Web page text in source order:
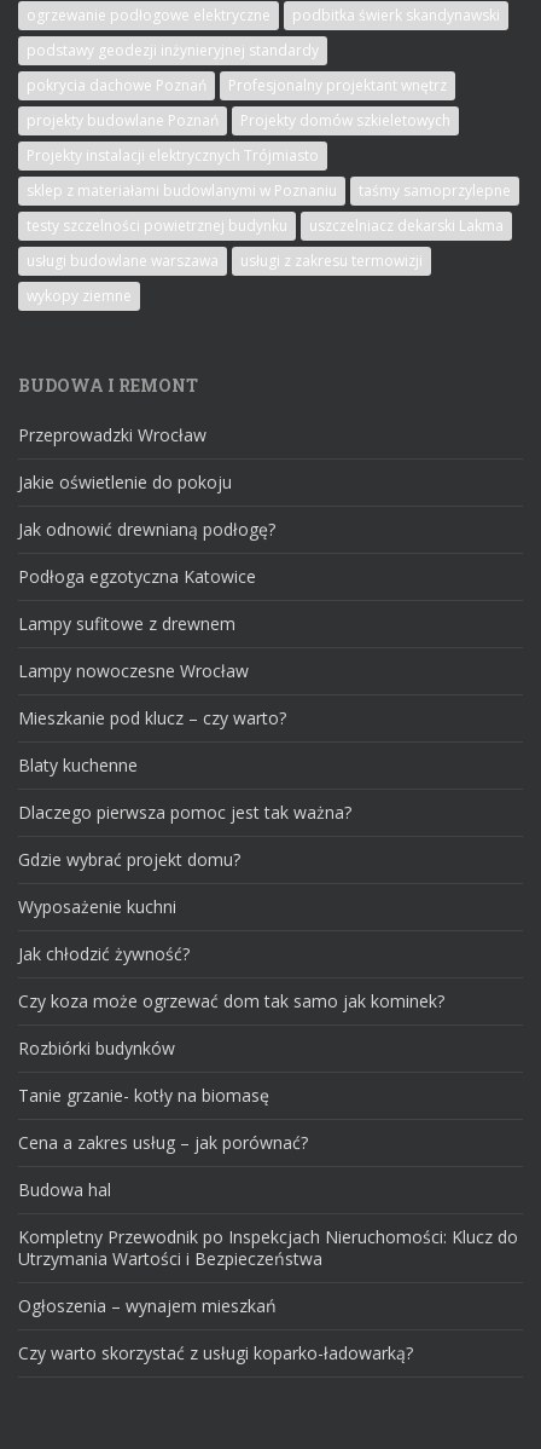
ogrzewanie podłogowe elektryczne
podbitka świerk skandynawski
podstawy geodezji inżynieryjnej standardy
pokrycia dachowe Poznań
Profesjonalny projektant wnętrz
projekty budowlane Poznań
Projekty domów szkieletowych
Projekty instalacji elektrycznych Trójmiasto
sklep z materiałami budowlanymi w Poznaniu
taśmy samoprzylepne
testy szczelności powietrznej budynku
uszczelniacz dekarski Lakma
usługi budowlane warszawa
usługi z zakresu termowizji
wykopy ziemne
BUDOWA I REMONT
Przeprowadzki Wrocław
Jakie oświetlenie do pokoju
Jak odnowić drewnianą podłogę?
Podłoga egzotyczna Katowice
Lampy sufitowe z drewnem
Lampy nowoczesne Wrocław
Mieszkanie pod klucz – czy warto?
Blaty kuchenne
Dlaczego pierwsza pomoc jest tak ważna?
Gdzie wybrać projekt domu?
Wyposażenie kuchni
Jak chłodzić żywność?
Czy koza może ogrzewać dom tak samo jak kominek?
Rozbiórki budynków
Tanie grzanie- kotły na biomasę
Cena a zakres usług – jak porównać?
Budowa hal
Kompletny Przewodnik po Inspekcjach Nieruchomości: Klucz do
Utrzymania Wartości i Bezpieczeństwa
Ogłoszenia – wynajem mieszkań
Czy warto skorzystać z usługi koparko-ładowarką?